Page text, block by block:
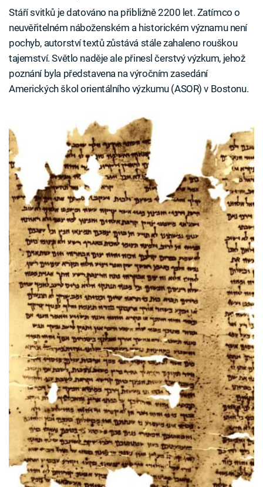
Stáří svitků je datováno na přibližně 2200 let. Zatímco o
neuvěřitelném náboženském a historickém významu není
pochyb, autorství textů zůstává stále zahaleno rouškou
tajemství. Světlo naděje ale přinesl čerstvý výzkum, jehož
poznání byla představena na výročním zasedání
Amerických škol orientálního výzkumu (ASOR) v Bostonu.